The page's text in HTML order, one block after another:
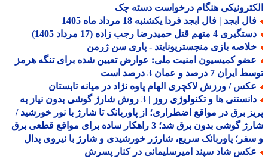
هنگام درخواست دسته چک
ابجد | فال ابجد فردا یکشنبه 18 مرداد ماه 1405
4 متهم قتل حمیدرضا رجب زاده (17 مرداد 1405)
بازی منچستریونایتد - پاری سن ژرمن
کمیسیون امنیت ملی: عوارض تعیین شده برای تنگه هرمز
7 درصد و عمان 3 درصد است
/ ورزش لاکچری الهام پاوه نژاد در میانه تابستان
دانستنی ها و تکنولوژی روز | 3 روش شارژ گوشی بدون نیاز به
برق در مواقع اضطراری؛ از پاوربانک تا شارژ با نور خورشید /
شارژ گوشی بدون برق شد؛ 3 راهکار ساده برای مواقع قطعی برق
پاوربانک سریع، شارژر خورشیدی و شارژ با نیروی پدال
شاد سپند امیرسلیمانی در کنار پسرش